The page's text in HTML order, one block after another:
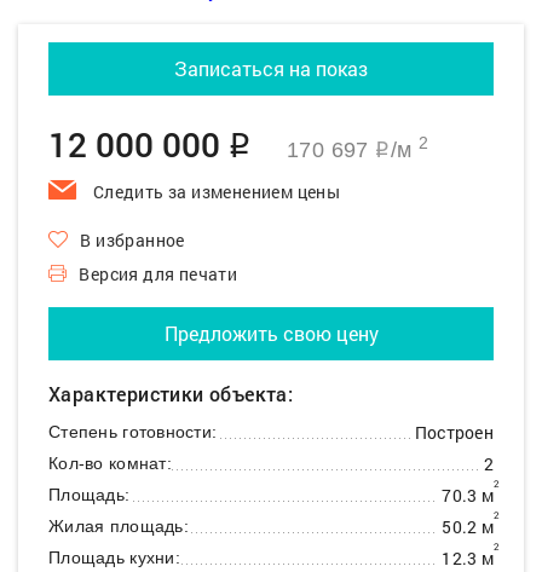
Записаться на показ
12 000 000 q 170 697 q/м 2
Следить за изменением цены
В избранное
Версия для печати
Предложить свою цену
Характеристики объекта:
Степень готовности: Построен
Кол-во комнат: 2
Площадь: 70.3 м2
Жилая площадь: 50.2 м2
Площадь кухни: 12.3 м2